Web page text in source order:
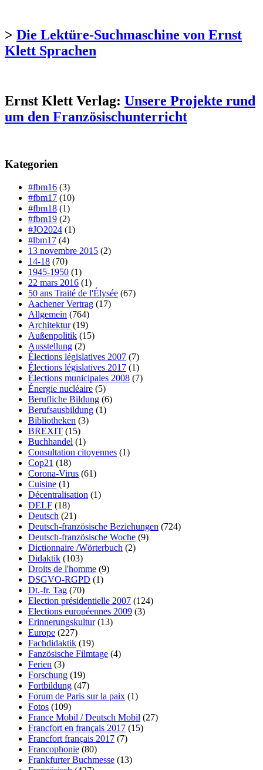
> Die Lektüre-Suchmaschine von Ernst
Klett Sprachen
Ernst Klett Verlag: Unsere Projekte rund
um den Französischunterricht
Kategorien
#fbm16 (3)
#fbm17 (10)
#fbm18 (1)
#fbm19 (2)
#JO2024 (1)
#lbm17 (4)
13 novembre 2015 (2)
14-18 (70)
1945-1950 (1)
22 mars 2016 (1)
50 ans Traité de l'Élysée (67)
Aachener Vertrag (17)
Allgemein (764)
Architektur(19)
Außenpolitik (15)
Ausstellung (2)
Élections législatives 2007 (7)
Élections législatives 2017 (1)
Élections municipales 2008 (7)
Énergie nucléaire (5)
Berufliche Bildung (6)
Berufsausbildung (1)
Bibliotheken (3)
BREXIT (15)
Buchhandel (1)
Consultation citoyennes (1)
Cop21 (18)
Corona-Virus (61)
Cuisine (1)
Décentralisation (1)
DELF (18)
Deutsch (21)
Deutsch-französische Beziehungen (724)
Deutsch-französische Woche (9)
Dictionnaire /Wörterbuch (2)
Didaktik (103)
Droits de l'homme (9)
DSGVO-RGPD (1)
Dt.-fr. Tag (70)
Election présidentielle 2007 (124)
Elections européennes 2009 (3)
Erinnerungskultur(13)
Europe (227)
Fachdidaktik (19)
Fanzösische Filmtage (4)
Ferien (3)
Forschung (19)
Fortbildung (47)
Forum de Paris sur la paix (1)
Fotos (109)
France Mobil / Deutsch Mobil (27)
Francfort en français 2017 (15)
Francfort français 2017 (7)
Francophonie (80)
Frankfurter Buchmesse (13)